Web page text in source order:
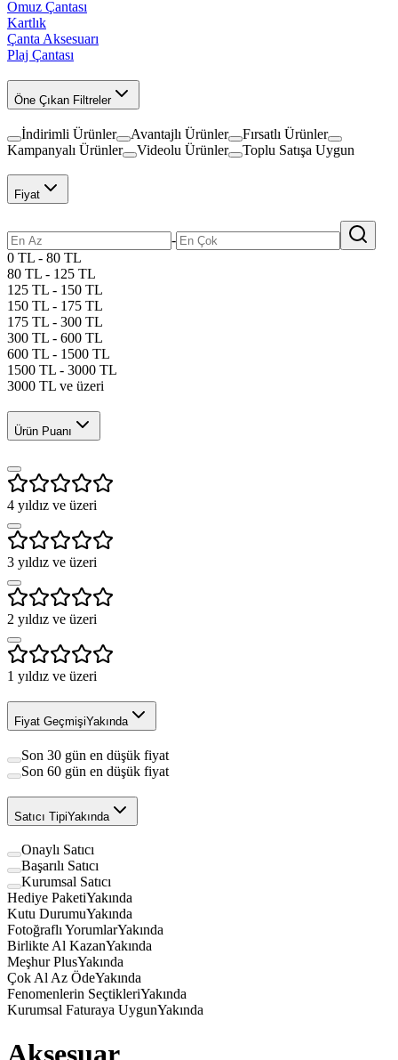
Omuz Çantası
Kartlık
Çanta Aksesuarı
Plaj Çantası
Öne Çıkan Filtreler
İndirimli Ürünler Avantajlı Ürünler
Fırsatlı Ürünler
Kampanyalı Ürünler
Videolu Ürünler Toplu Satışa Uygun
Fiyat
-
0 TL - 80 TL
80 TL - 125 TL
125 TL - 150 TL
150 TL - 175 TL
175 TL - 300 TL
300 TL - 600 TL
600 TL - 1500 TL
1500 TL - 3000 TL
3000 TL ve üzeri
Ürün Puanı
4 yıldız ve üzeri
3 yıldız ve üzeri
2 yıldız ve üzeri
1 yıldız ve üzeri
Fiyat GeçmişiYakında
Son 30 gün en düşük fiyat
Son 60 gün en düşük fiyat
Satıcı TipiYakında
Onaylı Satıcı
Başarılı Satıcı
Kurumsal Satıcı
Hediye PaketiYakında
Kutu DurumuYakında
Fotoğraflı YorumlarYakında
Birlikte Al KazanYakında
Meşhur PlusYakında
Çok Al Az ÖdeYakında
Fenomenlerin SeçtikleriYakında
Kurumsal Faturaya UygunYakında
Aksesuar